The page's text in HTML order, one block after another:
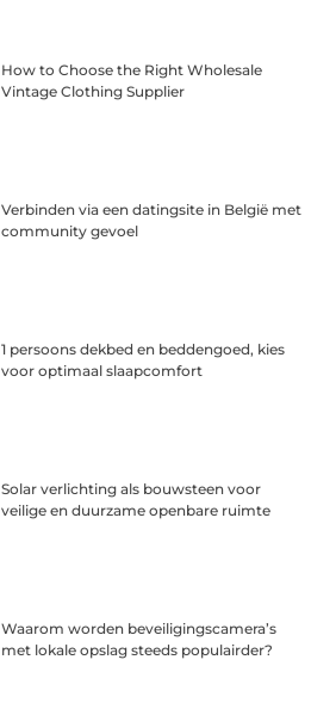
How to Choose the Right Wholesale
Vintage Clothing Supplier
Verbinden via een datingsite in België met
community gevoel
1 persoons dekbed en beddengoed, kies
voor optimaal slaapcomfort
Solar verlichting als bouwsteen voor
veilige en duurzame openbare ruimte
Waarom worden beveiligingscamera’s
met lokale opslag steeds populairder?